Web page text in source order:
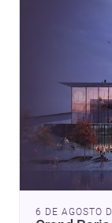
6 DE AGOSTO